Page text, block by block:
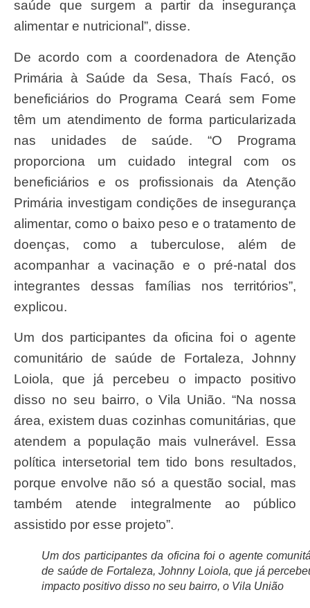
saúde que surgem a partir da insegurança
alimentar e nutricional”, disse.
De acordo com a coordenadora de Atenção
Primária à Saúde da Sesa, Thaís Facó, os
beneficiários do Programa Ceará sem Fome
têm um atendimento de forma particularizada
nas unidades de saúde. “O Programa
proporciona um cuidado integral com os
beneficiários e os profissionais da Atenção
Primária investigam condições de insegurança
alimentar, como o baixo peso e o tratamento de
doenças, como a tuberculose, além de
acompanhar a vacinação e o pré-natal dos
integrantes dessas famílias nos territórios”,
explicou.
Um dos participantes da oficina foi o agente
comunitário de saúde de Fortaleza, Johnny
Loiola, que já percebeu o impacto positivo
disso no seu bairro, o Vila União. “Na nossa
área, existem duas cozinhas comunitárias, que
atendem a população mais vulnerável. Essa
política intersetorial tem tido bons resultados,
porque envolve não só a questão social, mas
também atende integralmente ao público
assistido por esse projeto”.
Um dos participantes da oficina foi o agente
de saúde de Fortaleza, Johnny Loiola, que já
impacto positivo disso no seu bairro, o Vila União